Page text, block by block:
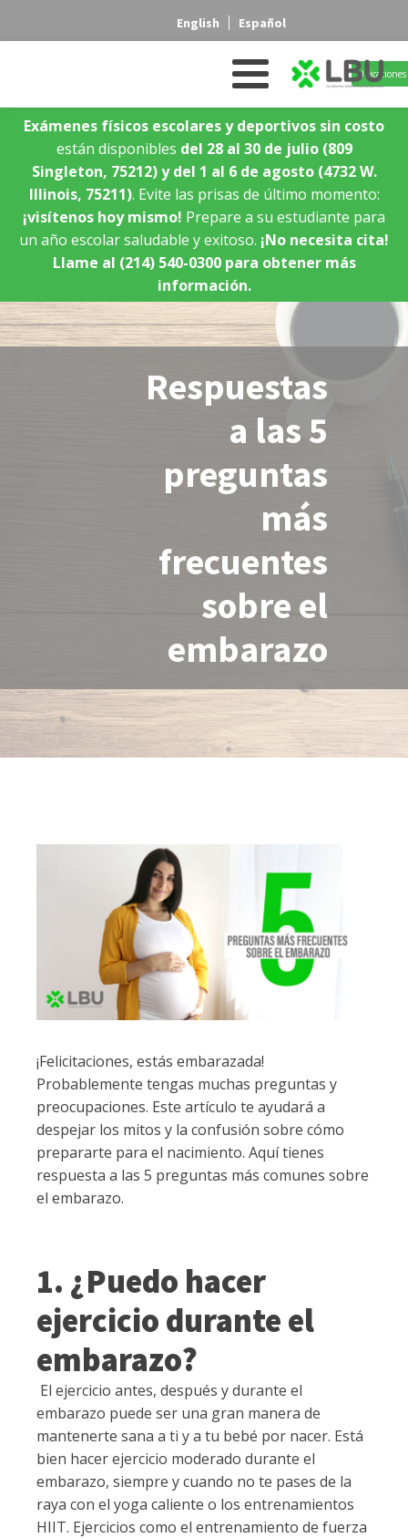
English Español
Exámenes físicos escolares y deportivos sin costo
están disponibles del 28 al 30 de julio (809
Singleton, 75212) y del 1 al 6 de agosto (4732 W.
Illinois, 75211). Evite las prisas de último momento:
¡visítenos hoy mismo! Prepare a su estudiante para
un año escolar saludable y exitoso. ¡No necesita cita!
Llame al (214) 540-0300 para obtener más
información.
Respuestas
a las 5
preguntas
más
frecuentes
sobre el
embarazo
¡Felicitaciones, estás embarazada!
Probablemente tengas muchas preguntas y
preocupaciones. Este artículo te ayudará a
despejar los mitos y la confusión sobre cómo
prepararte para el nacimiento. Aquí tienes
respuesta a las 5 preguntas más comunes sobre
el embarazo.
1. ¿Puedo hacer
ejercicio durante el
embarazo?
El ejercicio antes, después y durante el
embarazo puede ser una gran manera de
mantenerte sana a ti y a tu bebé por nacer. Está
bien hacer ejercicio moderado durante el
embarazo, siempre y cuando no te pases de la
raya con el yoga caliente o los entrenamientos
HIIT. Ejercicios como el entrenamiento de fuerza